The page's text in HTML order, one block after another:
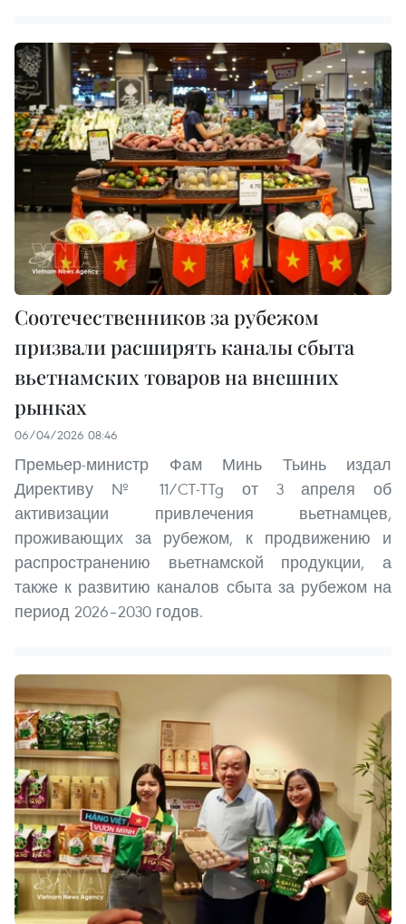
Соотечественников за рубежом
призвали расширять каналы сбыта
вьетнамских товаров на внешних
рынках
06/04/2026 08:46
Премьер-министр Фам Минь Тьинь издал
Директиву № 11/CT-TTg от 3 апреля об
активизации привлечения вьетнамцев,
проживающих за рубежом, к продвижению и
распространению вьетнамской продукции, а
также к развитию каналов сбыта за рубежом на
период 2026–2030 годов.